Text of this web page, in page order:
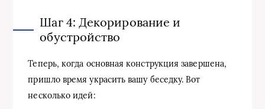
Шаг 4: Декорирование и
обустройство
Теперь, когда основная конструкция завершена,
пришло время украсить вашу беседку. Вот
несколько идей: